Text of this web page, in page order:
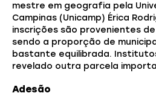
mestre em geografia pela
Campinas (Unicamp) Érica
inscrições são provenientes
sendo a proporção de
bastante equilibrada.
revelado outra parcela
Adesão